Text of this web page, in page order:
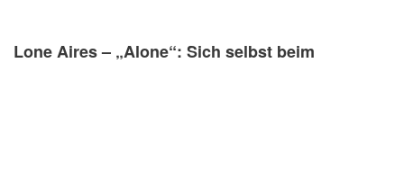
Lone Aires – „Alone“: Sich selbst beim